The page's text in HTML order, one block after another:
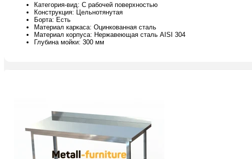
Категория-вид: С рабочей поверхностью
Конструкция: Цельнотянутая
Борта: Есть
Материал каркаса: Оцинкованная сталь
Материал корпуса: Нержавеющая сталь AISI 304
Глубина мойки: 300 мм